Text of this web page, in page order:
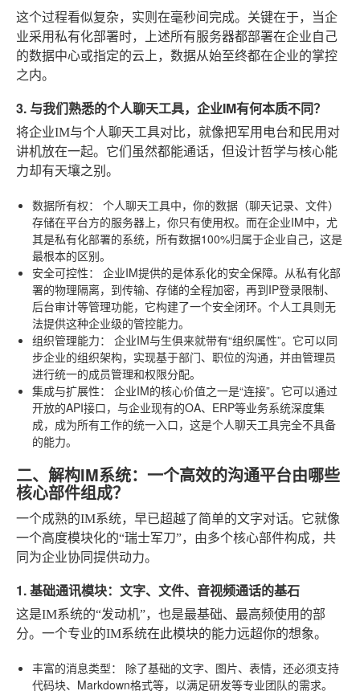
这个过程看似复杂，实则在毫秒间完成。关键在于，当企
业采用私有化部署时，上述所有服务器都部署在企业自己
的数据中心或指定的云上，数据从始至终都在企业的掌控
之内。
3. 与我们熟悉的个人聊天工具，企业IM有何本质不同？
将企业IM与个人聊天工具对比，就像把军用电台和民用对
讲机放在一起。它们虽然都能通话，但设计哲学与核心能
力却有天壤之别。
数据所有权：
个人聊天工具中，你的数据（聊天记录、文件）
存储在平台方的服务器上，你只有使用权。而在企业IM中，尤
其是私有化部署的系统，所有数据100%归属于企业自己，这是
最根本的区别。
安全可控性：
企业IM提供的是体系化的安全保障。从私有化部
署的物理隔离，到传输、存储的全程加密，再到IP登录限制、
后台审计等管理功能，它构建了一个安全闭环。个人工具则无
法提供这种企业级的管控能力。
组织管理能力：
企业IM与生俱来就带有“组织属性”。它可以同
步企业的组织架构，实现基于部门、职位的沟通，并由管理员
进行统一的成员管理和权限分配。
集成与扩展性：
企业IM的核心价值之一是“连接”。它可以通过
开放的API接口，与企业现有的OA、ERP等业务系统深度集
成，成为所有工作的统一入口，这是个人聊天工具完全不具备
的能力。
二、解构IM系统：一个高效的沟通平台由哪些
核心部件组成？
一个成熟的IM系统，早已超越了简单的文字对话。它就像
一个高度模块化的“瑞士军刀”，由多个核心部件构成，共
同为企业协同提供动力。
1. 基础通讯模块：文字、文件、音视频通话的基石
这是IM系统的“发动机”，也是最基础、最高频使用的部
分。一个专业的IM系统在此模块的能力远超你的想象。
丰富的消息类型：
除了基础的文字、图片、表情，还必须支持
代码块、Markdown格式等，以满足研发等专业团队的需求。